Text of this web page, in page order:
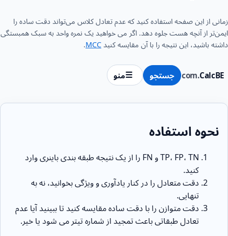
CalcBE
.com جستجو منو
زمانی از این صفحه استفاده کنید که عدم تعادل کلاس می‌تواند دقت ساده را
ایمن‌تر از آنچه هست جلوه دهد. اگر می خواهید یک نمره واحد به سبک همبستگی
داشته باشید، این نتیجه را با آن مقایسه کنید MCC
.
نحوه استفاده
TP، FP، TN و FN را از یک نتیجه طبقه بندی باینری وارد
کنید.
دقت متعادل را در کنار یادآوری و ویژگی بخوانید، نه به
تنهایی.
دقت متوازن را با دقت ساده مقایسه کنید تا ببینید آیا عدم
تعادل طبقاتی باعث تمجید از شماره تیتر می شود یا خیر.